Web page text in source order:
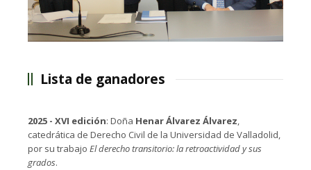
Lista de ganadores
2025 - XVI edición: Doña Henar Álvarez Álvarez,
catedrática de Derecho Civil de la Universidad de Valladolid,
por su trabajo El derecho transitorio: la retroactividad y sus
grados.